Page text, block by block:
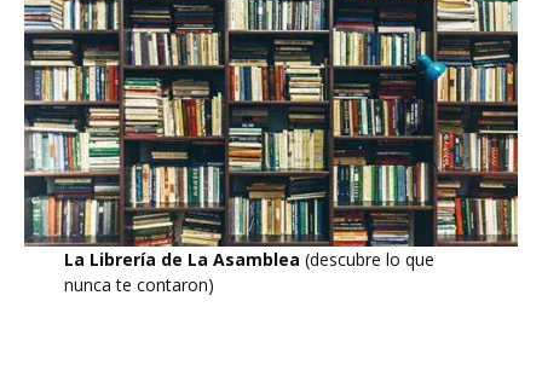
La Librería de La Asamblea (descubre lo que
nunca te contaron)